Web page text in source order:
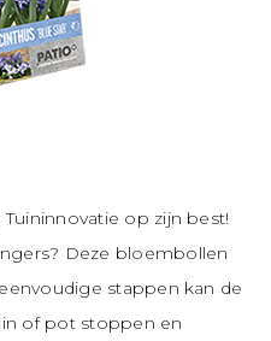
op zijn best!
Deze bloembollen
stappen kan de
of pot stoppen en